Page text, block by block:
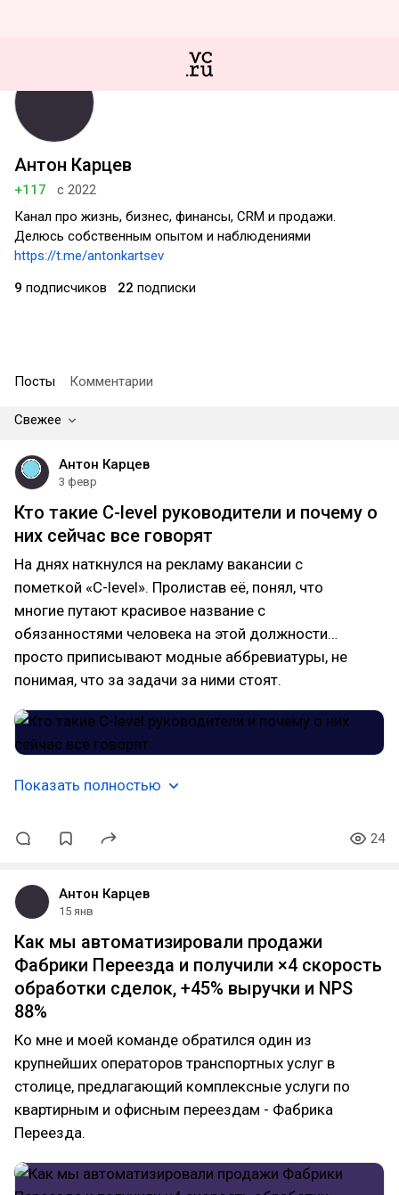
Антон Карцев
+117
с 2022
Канал про жизнь, бизнес, финансы, CRM и продажи.
Делюсь собственным опытом и наблюдениями
https://t.me/antonkartsev
9 подписчиков 22 подписки
Посты Комментарии
Свежее
Антон Карцев
3 февр
Кто такие C-level руководители и почему о
них сейчас все говорят
На днях наткнулся на рекламу вакансии с
пометкой «C-level». Пролистав её, понял, что
многие путают красивое название с
обязанностями человека на этой должности…
просто приписывают модные аббревиатуры, не
понимая, что за задачи за ними стоят.
Показать полностью
24
Антон Карцев
15 янв
Как мы автоматизировали продажи
Фабрики Переезда и получили ×4 скорость
обработки сделок, +45% выручки и NPS
88%
Ко мне и моей команде обратился один из
крупнейших операторов транспортных услуг в
столице, предлагающий комплексные услуги по
квартирным и офисным переездам - Фабрика
Переезда.